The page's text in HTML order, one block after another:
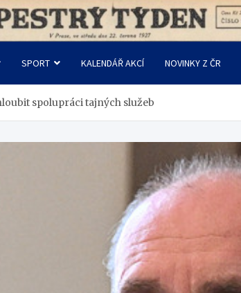
SPORT KALENDÁŘ AKCÍ NOVINKY Z ČR
spolupráci tajných služeb